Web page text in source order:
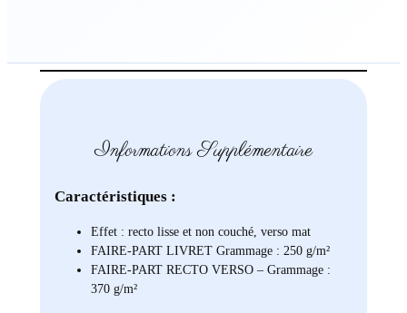
Informations Supplémentaire
Caractéristiques :
Effet : recto lisse et non couché, verso mat
FAIRE-PART LIVRET Grammage : 250 g/m²
FAIRE-PART RECTO VERSO – Grammage :
370 g/m²